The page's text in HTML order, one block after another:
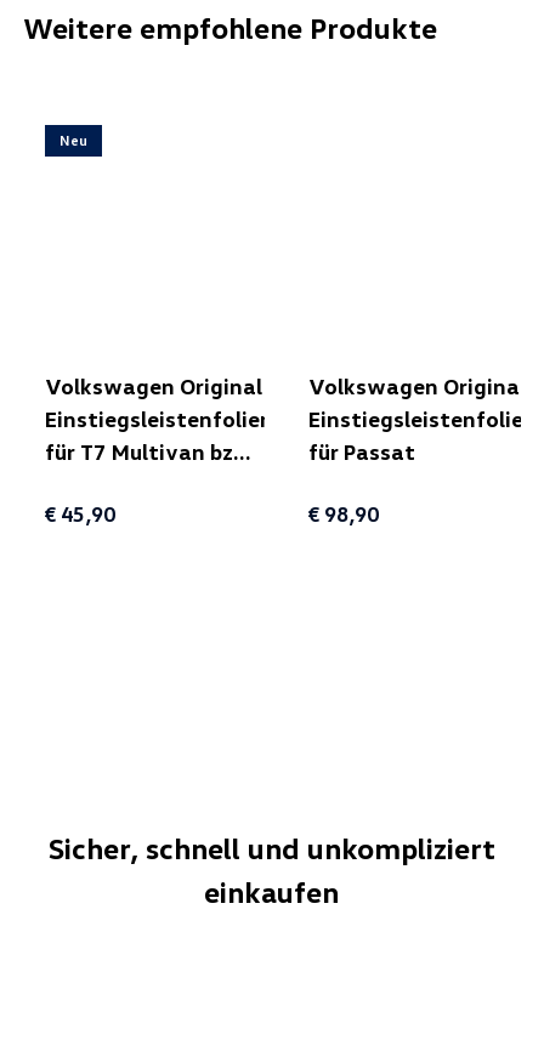
Weitere empfohlene Produkte
Neu
Volkswagen Original
Einstiegsleistenfolien
für T7 Multivan bzw.
€ 45,90
Volkswagen Original
Einstiegsleistenfolien
für Passat
€ 98,90
Sicher, schnell und unkompliziert
einkaufen